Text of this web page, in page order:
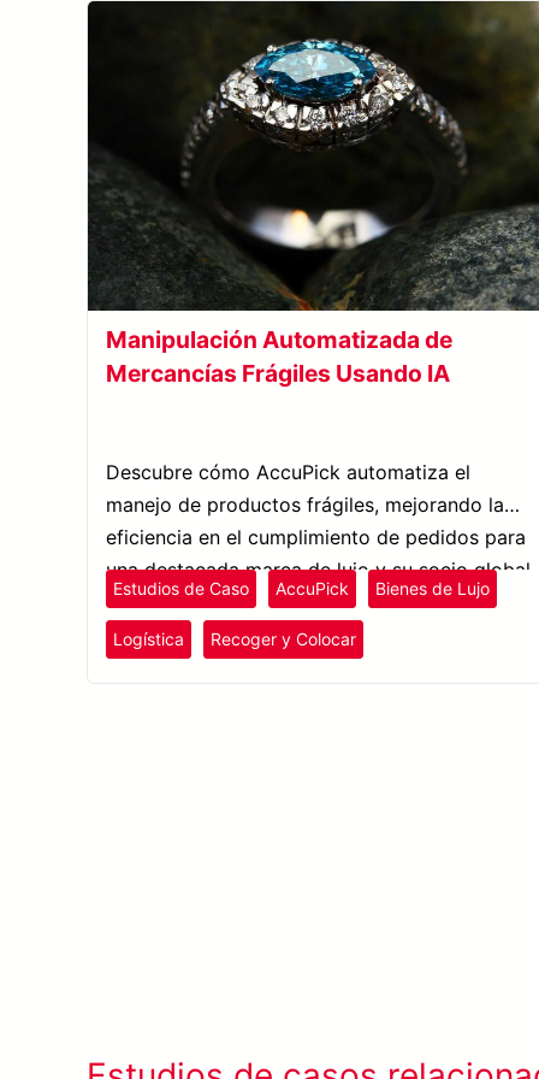
Manipulación Automatizada de
Mercancías Frágiles Usando IA
Descubre cómo AccuPick automatiza el
manejo de productos frágiles, mejorando la
eficiencia en el cumplimiento de pedidos para
una destacada marca de lujo y su socio global
3PL.
Estudios de Caso AccuPick Bienes de Lujo
Logística Recoger y Colocar